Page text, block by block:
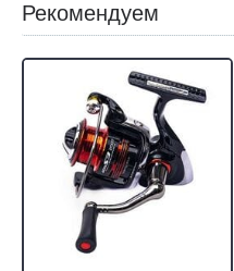
Рекомендуем